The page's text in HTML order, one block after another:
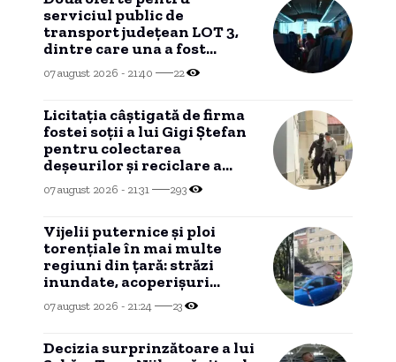
serviciul public de
transport județean LOT 3,
dintre care una a fost
declarată INADMISIBILĂ
07 august 2026 - 21:40 22
Licitația câștigată de firma
fostei soții a lui Gigi Ștefan
pentru colectarea
deșeurilor și reciclare a
ajuns în instanță
07 august 2026 - 21:31 293
Vijelii puternice și ploi
torențiale în mai multe
regiuni din țară: străzi
inundate, acoperișuri
smulse și zeci de mașini
avariate
07 august 2026 - 21:24 23
Decizia surprinzătoare a lui